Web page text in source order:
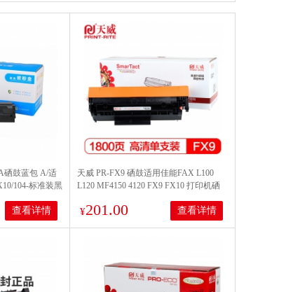
硒鼓蓝包 A/适
104-标准装黑
查看详情
天威 PR-FX9 硒鼓适用佳能FAX L100
L120 MF4150 4120 FX9 FX10 打印机硒
¥201.00 查看详情